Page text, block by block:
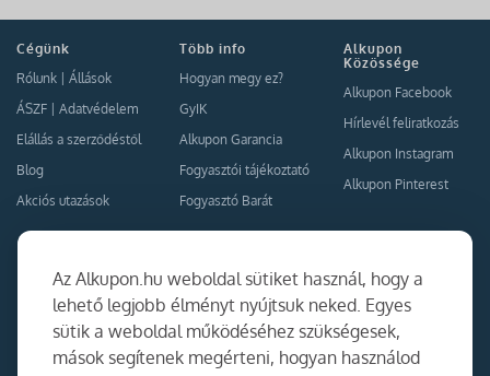
Az Alkupon.hu weboldal sütiket használ, hogy a
lehető legjobb élményt nyújtsuk neked. Egyes
sütik a weboldal működéséhez szükségesek,
mások segítenek megérteni, hogyan használod
Cégünk
Rólunk
Állások
ÁSZF
Adatvédelem
Elállás a szerződéstől
Blog
Akciós utazások
Több info
Hogyan megy ez?
GyIK
Alkupon Garancia
Fogyasztói tájékoztató
Fogyasztó Barát
Alkupon
Közössége
Alkupon Facebook
Hírlevél feliratkozás
Alkupon Instagram
Alkupon Pinterest
Együttműködés
Kapcsolat
Ajánlj nekünk!
Partner Belépés